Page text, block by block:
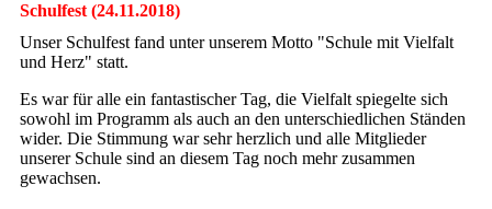
Schulfest (24.11.2018)
Unser Schulfest fand unter unserem Motto "Schule mit Vielfalt
und Herz" statt.
Es war für alle ein fantastischer Tag, die Vielfalt spiegelte sich
sowohl im Programm als auch an den unterschiedlichen Ständen
wider. Die Stimmung war sehr herzlich und alle Mitglieder
unserer Schule sind an diesem Tag noch mehr zusammen
gewachsen.